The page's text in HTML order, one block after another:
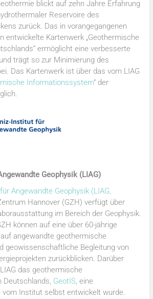
blickt auf zehn Jahre Erfahrung
Reservoire des
zurück. Das in vorangegangenen
entwickelte Kartenwerk „Geothermische
ermöglicht eine verbesserte
trägt so zur Minimierung des
Das Kartenwerk ist über das vom LIAG
Informationssystem“ der
Geophysik (LIAG)
Angewandte Geophysik (LIAG,
Hannover (GZH) verfügt über
im Bereich der Geophysik.
können auf eine über 60-jährige
angewandte geothermische
geowissenschaftliche Begleitung von
zurückblicken. Darüber
das geothermische
GeotIS, eine
vom Institut selbst entwickelt wurde.